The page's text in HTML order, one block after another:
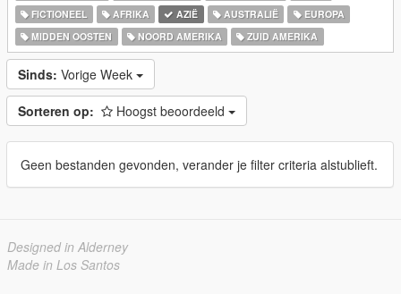
FICTIONEEL
AFRIKA AZIË AUSTRALIË
EUROPA
MIDDEN OOSTEN
NOORD AMERIKA ZUID AMERIKA
Sinds: Vorige Week
Sorteren op: Hoogst beoordeeld
Geen bestanden gevonden, verander je filter criteria alstublieft.
Designed in Alderney
Made in Los Santos